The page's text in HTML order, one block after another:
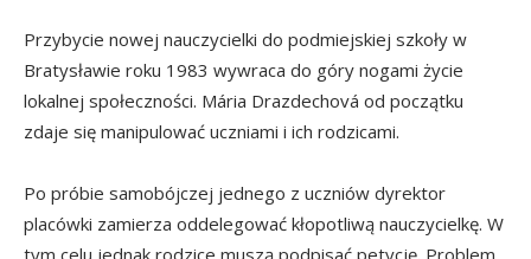
Przybycie nowej nauczycielki do podmiejskiej szkoły w
Bratysławie roku 1983 wywraca do góry nogami życie
lokalnej społeczności. Mária Drazdechová od początku
zdaje się manipulować uczniami i ich rodzicami.
Po próbie samobójczej jednego z uczniów dyrektor
placówki zamierza oddelegować kłopotliwą nauczycielkę. W
tym celu jednak rodzice muszą podpisać petycję. Problem